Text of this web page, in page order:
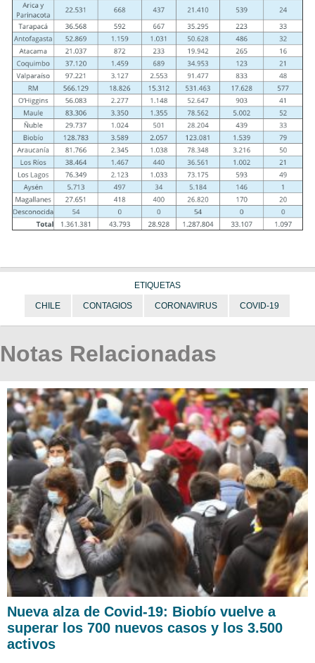
ETIQUETAS
CHILE CONTAGIOS CORONAVIRUS COVID-19
Notas Relacionadas
Nueva alza de Covid-19: Biobío vuelve a
superar los 700 nuevos casos y los 3.500
activos